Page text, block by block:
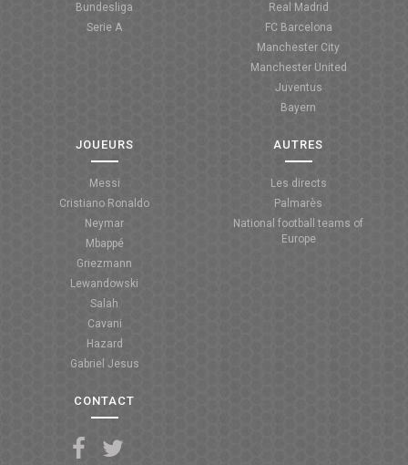
Bundesliga
Serie A
Real Madrid
FC Barcelona
Manchester City
Manchester United
Juventus
Bayern
JOUEURS
Messi
Cristiano Ronaldo
Neymar
Mbappé
Griezmann
Lewandowski
Salah
Cavani
Hazard
Gabriel Jesus
AUTRES
Les directs
Palmarès
National football teams of
Europe
CONTACT